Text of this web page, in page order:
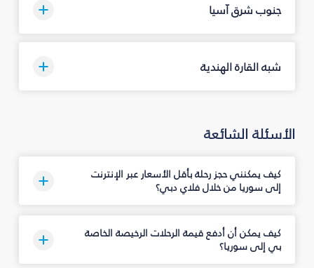
جنوب شرق آسيا
شبه القارة الهندية
الأسئلة الشائعة
كيف يمكنني حجز رحلة بأقل الأسعار عبر الإنترنت
إلى سوريا من خلال فلاي دبي؟
كيف يمكن أن أدفع قيمة الرحلات الرخيصة الخاصة
بي إلى سوريا؟